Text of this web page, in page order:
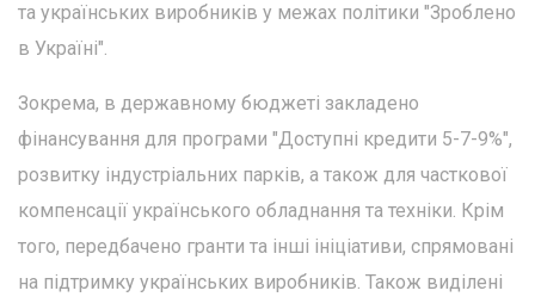
та українських виробників у межах політики "Зроблено
в Україні".
Зокрема, в державному бюджеті закладено
фінансування для програми "Доступні кредити 5-7-9%",
розвитку індустріальних парків, а також для часткової
компенсації українського обладнання та техніки. Крім
того, передбачено гранти та інші ініціативи, спрямовані
на підтримку українських виробників. Також виділені